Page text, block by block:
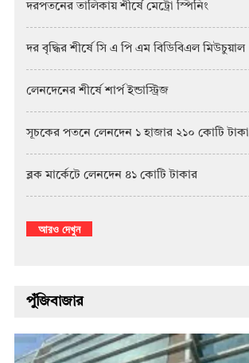
দরপতনের তালিকায় শীর্ষে মেট্রো স্পিনিং
দর বৃদ্ধির শীর্ষে সি এ পি এম বিডিবিএল মিউচুয়াল
লেনদেনের শীর্ষে শার্প ইন্ডাস্ট্রিজ
সূচকের পতনে লেনদেন ১ হাজার ২১০ কোটি টাকা
ব্লক মার্কেটে লেনদেন ৪১ কোটি টাকার
আরও দেখুন
পুঁজিবাজার